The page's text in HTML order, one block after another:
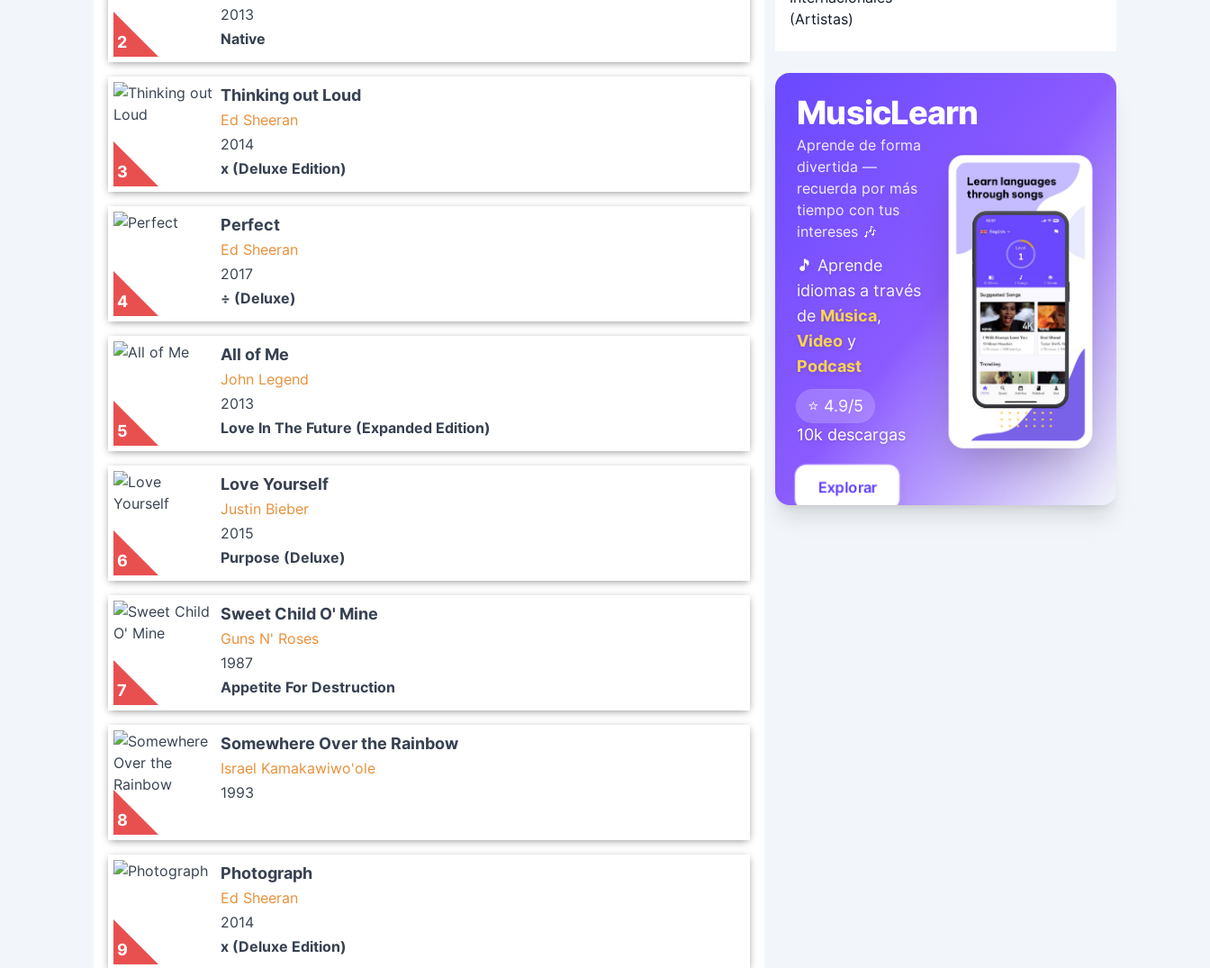
2
2013
Native
3
Thinking out Loud
Ed Sheeran
2014
x (Deluxe Edition)
4
Perfect
Ed Sheeran
2017
÷ (Deluxe)
5
All of Me
John Legend
2013
Love In The Future (Expanded Edition)
6
Love Yourself
Justin Bieber
2015
Purpose (Deluxe)
7
Sweet Child O' Mine
Guns N' Roses
1987
Appetite For Destruction
8
Somewhere Over the Rainbow
Israel Kamakawiwo'ole
1993
9
Photograph
Ed Sheeran
2014
x (Deluxe Edition)
MusicLearn
Aprende de forma
divertida —
recuerda por más
tiempo con tus
intereses 🎶
🎵 Aprende
idiomas a través
de Música,
Video y
Podcast
⭐ 4.9/5
10k descargas
Explorar